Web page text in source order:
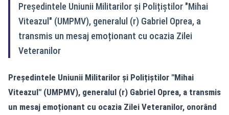
Președintele Uniunii Militarilor și Polițiștilor "Mihai
Viteazul" (UMPMV), generalul (r) Gabriel Oprea, a
transmis un mesaj emoționant cu ocazia Zilei
Veteranilor
Președintele Uniunii Militarilor și Polițiștilor "Mihai
Viteazul" (UMPMV), generalul (r) Gabriel Oprea, a transmis
un mesaj emoționant cu ocazia Zilei Veteranilor, onorând